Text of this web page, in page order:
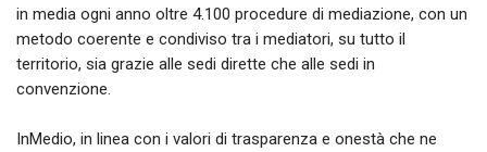
in media ogni anno oltre 4.100 procedure di mediazione, con un
metodo coerente e condiviso tra i mediatori, su tutto il
territorio, sia grazie alle sedi dirette che alle sedi in
convenzione.
InMedio, in linea con i valori di trasparenza e onestà che ne